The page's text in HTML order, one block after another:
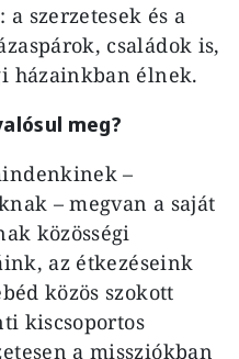
szerzetesek és a
családok is,
házainkban élnek.
meg?
–
– megvan a saját
közösségi
az étkezéseink
közös szokott
kiscsoportos
a missziókban